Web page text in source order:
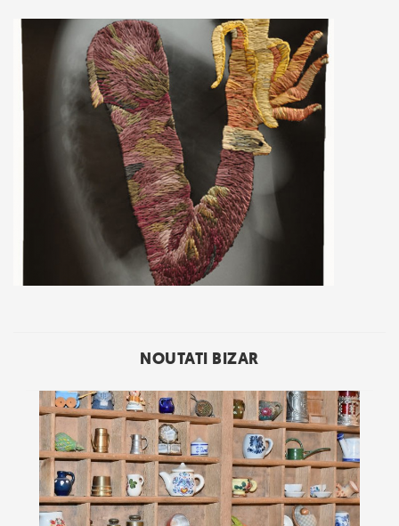
NOUTATI BIZAR